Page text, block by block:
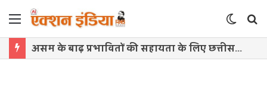
Menu
Switch
skin
असम के बाढ़ प्रभावितों की सहायता के लिए छत्तीसगढ़ सरकार देगी 5 करोड़ रुपये